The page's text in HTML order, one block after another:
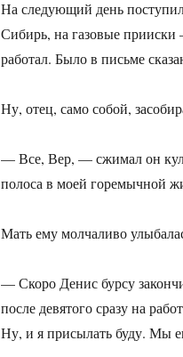
На следующий день
Сибирь, на газовые прииски
работал. Было в письме
Ну, отец, само собой,
— Все, Вер, — сжимал он
полоса в моей горемычной
Мать ему молчаливо
— Скоро Денис бурсу
после девятого сразу на
Ну, и я присылать буду. Мы